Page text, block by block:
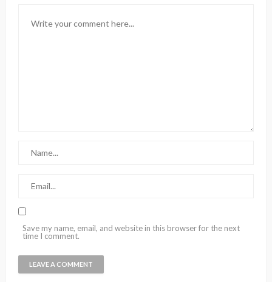
Save my name, email, and website in this browser for the next
time I comment.